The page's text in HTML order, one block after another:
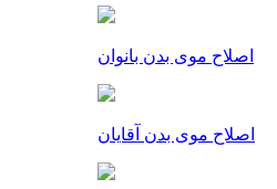
اصلاح موی بدن بانوان
اصلاح موی بدن آقایان